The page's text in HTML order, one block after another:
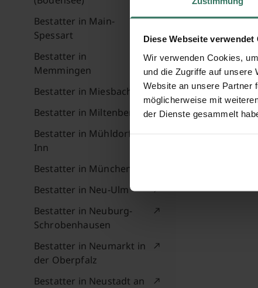
Diese Webseite verwendet
Wir verwenden Cookies,
und die Zugriffe auf unsere
Website an unsere Partner
möglicherweise mit
der Dienste gesammelt
Bestatter in Main-
Spessart
Bestatter in
Memmingen
Bestatter in Miesbach
Bestatter in Miltenberg
Bestatter in Mühldorf am
Inn
Bestatter in München
Bestatter in Neu-Ulm
Bestatter in Neuburg-
Schrobenhausen
Bestatter in Neumarkt in
der Oberpfalz
Bestatter in Neustadt an